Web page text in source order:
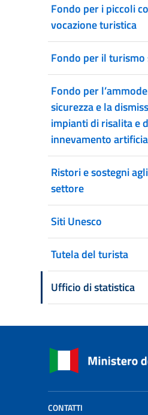
Fondo per i piccoli
vocazione turistica
Fondo per il
Fondo per
sicurezza e la
impianti di risalita e
innevamento
Ristori e sostegni
settore
Siti Unesco
Tutela del turista
Ufficio di statistica
CONTATTI